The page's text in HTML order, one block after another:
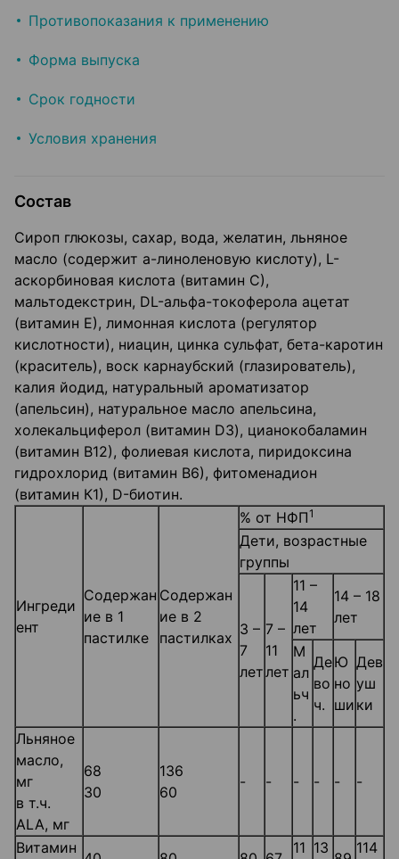
Противопоказания к применению
Форма выпуска
Срок годности
Условия хранения
Состав
Сироп глюкозы, сахар, вода, желатин, льняное
масло (содержит а-линоленовую кислоту), L-
аскорбиновая кислота (витамин С),
мальтодекстрин, DL-альфа-токоферола ацетат
(витамин Е), лимонная кислота (регулятор
кислотности), ниацин, цинка сульфат, бета-каротин
(краситель), воск карнаубский (глазирователь),
калия йодид, натуральный ароматизатор
(апельсин), натуральное масло апельсина,
холекальциферол (витамин D3), цианокобаламин
(витамин В12), фолиевая кислота, пиридоксина
гидрохлорид (витамин В6), фитоменадион
(витамин К1), D-биотин.
Ингреди
ент
Содержан
ие в 1
пастилке
Содержан
ие в 2
пастилках
% от НФП1
Дети, возрастные
группы
3 –
7
лет
7 –
11
лет
11 –
14
лет
14 – 18
лет
М
ал
ьч
.
Де
во
ч.
Ю
но
ши
Дев
уш
ки
Льняное
масло,
мг
в т.ч.
ALA, мг
68
30
136
60
- - - - - -
Витамин 11 13 114